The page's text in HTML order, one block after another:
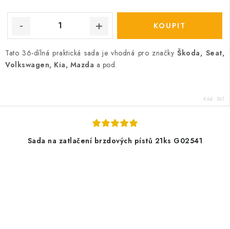
Tato 36-dílná praktická sada je vhodná pro značkyŠkoda, Seat,
Volkswagen, Kia, Mazda a pod.
Kód: 561
Sada na zatlačení brzdových pístů 21ks G02541